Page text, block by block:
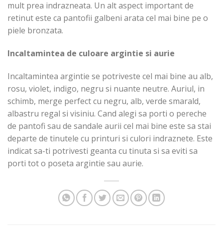
mult prea indrazneata. Un alt aspect important de
retinut este ca pantofii galbeni arata cel mai bine pe o
piele bronzata.
Incaltamintea de culoare argintie si aurie
Incaltamintea argintie se potriveste cel mai bine au alb,
rosu, violet, indigo, negru si nuante neutre. Auriul, in
schimb, merge perfect cu negru, alb, verde smarald,
albastru regal si visiniu. Cand alegi sa porti o pereche
de pantofi sau de sandale aurii cel mai bine este sa stai
departe de tinutele cu printuri si culori indraznete. Este
indicat sa-ti potrivesti geanta cu tinuta si sa eviti sa
porti tot o poseta argintie sau aurie.